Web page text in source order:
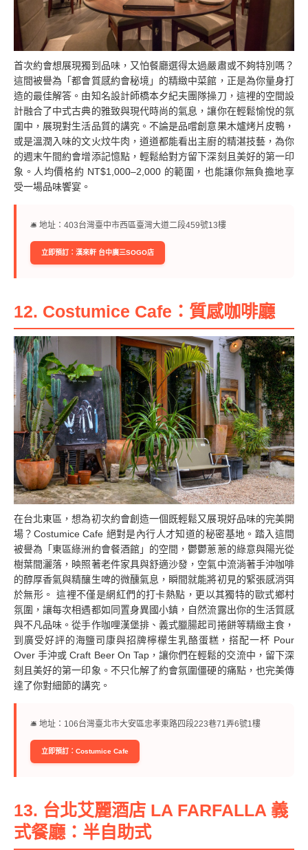
首次約會想展現獨到品味，又怕餐廳選得太過嚴肅或不夠特別嗎？
這間被譽為「都會質感約會秘境」的精緻中菜館，正是為你量身打
造的最佳解答。由知名設計師橋本夕紀夫團隊操刀，這裡的空間設
計融合了中式古典的雅致與現代時尚的氣息，讓你在輕鬆愉悅的氛
圍中，展現對生活品質的講究。不論是品嚐創意果木爐烤片皮鴨，
或是溫潤入味的文火炆牛肉，道道都能看出主廚的精湛技藝，為你
的週末午間約會增添記憶點，輕鬆給對方留下深刻且美好的第一印
象。人均價格約 NT$1,000–2,000 的範圍，也能讓你無負擔地享
受一場品味饗宴。
🛎︎ 地址：403台灣臺中市西區臺灣大道二段459號13樓
立即預訂：漢來軒 台中廣三SOGO店
12. Costumice Cafe：質感咖啡廳
在台北東區，想為初次約會創造一個既輕鬆又展現好品味的完美開
場？Costumice Cafe 絕對是內行人才知道的秘密基地。踏入這間
被譽為「東區綠洲約會餐酒館」的空間，鬱鬱蔥蔥的綠意與陽光從
樹葉間灑落，映照著老件家具與舒適沙發，空氣中流淌著手沖咖啡
的醇厚香氣與精釀生啤的微醺氣息，瞬間就能將初見的緊張感消弭
於無形。 這裡不僅是網紅們的打卡熱點，更以其獨特的歐式鄉村
氛圍，讓每次相遇都如同置身異國小鎮，自然流露出你的生活質感
與不凡品味。從手作咖哩漢堡排、義式臘腸起司捲餅等精緻主食，
到廣受好評的海鹽司康與招牌檸檬生乳酪蛋糕，搭配一杯 Pour
Over 手沖或 Craft Beer On Tap，讓你們在輕鬆的交流中，留下深
刻且美好的第一印象。不只化解了約會氛圍僵硬的痛點，也完美傳
達了你對細節的講究。
🛎︎ 地址：106台灣臺北市大安區忠孝東路四段223巷71弄6號1樓
立即預訂：Costumice Cafe
13. 台北艾麗酒店 LA FARFALLA 義
式餐廳：半自助式